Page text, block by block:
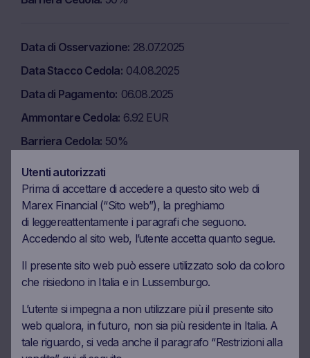
Data di Osservazione 28.07.2025
Data Stacco Cedola 04.08.2025
Data di Pagamento 06.08.2025
Ammontare Cedola 6.92 EUR
Barriera Cedola 50%
Data di Osservazione 26.08.2025
Data Stacco Cedola
03.09.2025
Data di Pagamento 05.09.2025
Ammontare Cedola
6.92 EUR
Barriera Cedola 50%
Data di Osservazione 26.09.2025
Data Stacco Cedola
Utenti autorizzati
Prima di accettare di accedere a questo sito web di
Marex Financial (“Sito web”), la preghiamo
di leggereattentamente i paragrafi che seguono.
Accedendo al sito web, l’utente accetta quanto segue.
Il presente sito web può essere utilizzato solo da coloro
che risiedono in Italia e in Lussemburgo.
L’utente si impegna a non utilizzare più il presente sito
web qualora, in futuro, non sia più residente in Italia. A
tale riguardo, si veda anche il paragrafo “Restrizioni alla